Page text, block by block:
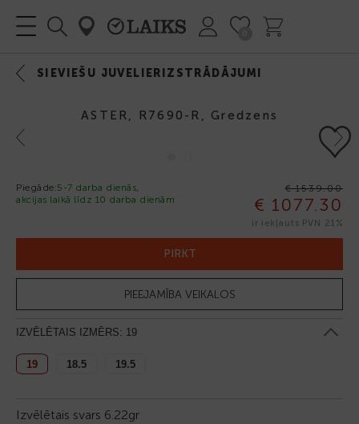
SIEVIEŠU JUVELIERIZSTRĀDĀJUMI
ASTER, R7690-R, Gredzens
Previous Next
Piegāde:5-7 darba dienās,
akcijas laikā līdz 10 darba dienām
€ 1539.00
€ 1077.30
ir iekļauts PVN 21%
PIRKT
PIEEJAMĪBA VEIKALOS
IZVĒLĒTAIS IZMĒRS: 19
19 18.5 19.5
Izvēlētais svars 6.22gr